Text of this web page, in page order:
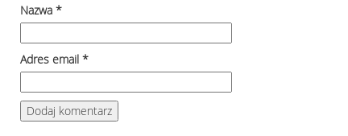
Nazwa *
Adres email *